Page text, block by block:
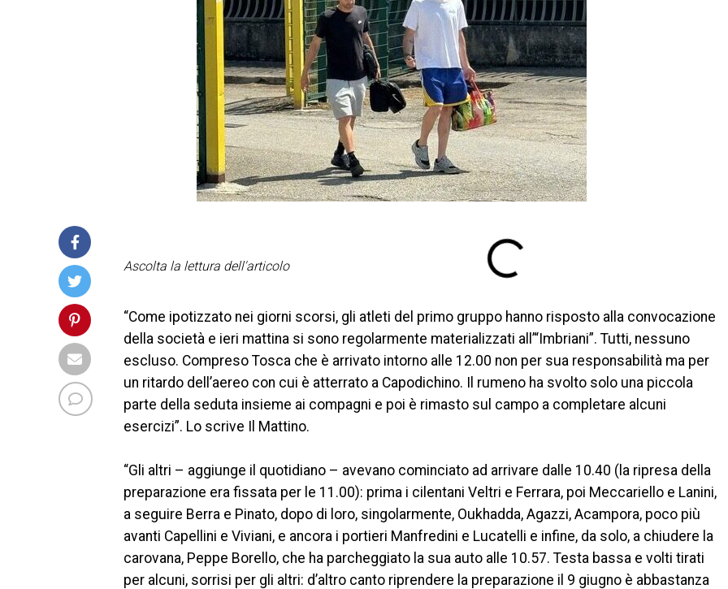
Ascolta la lettura dell'articolo
“Come ipotizzato nei giorni scorsi, gli atleti del primo gruppo hanno risposto alla convocazione
della società e ieri mattina si sono regolarmente materializzati all’“Imbriani”. Tutti, nessuno
escluso. Compreso Tosca che è arrivato intorno alle 12.00 non per sua responsabilità ma per
un ritardo dell’aereo con cui è atterrato a Capodichino. Il rumeno ha svolto solo una piccola
parte della seduta insieme ai compagni e poi è rimasto sul campo a completare alcuni
esercizi”. Lo scrive Il Mattino.
“Gli altri – aggiunge il quotidiano – avevano cominciato ad arrivare dalle 10.40 (la ripresa della
preparazione era fissata per le 11.00): prima i cilentani Veltri e Ferrara, poi Meccariello e Lanini,
a seguire Berra e Pinato, dopo di loro, singolarmente, Oukhadda, Agazzi, Acampora, poco più
avanti Capellini e Viviani, e ancora i portieri Manfredini e Lucatelli e infine, da solo, a chiudere la
carovana, Peppe Borello, che ha parcheggiato la sua auto alle 10.57. Testa bassa e volti tirati
per alcuni, sorrisi per gli altri: d’altro canto riprendere la preparazione il 9 giugno è abbastanza